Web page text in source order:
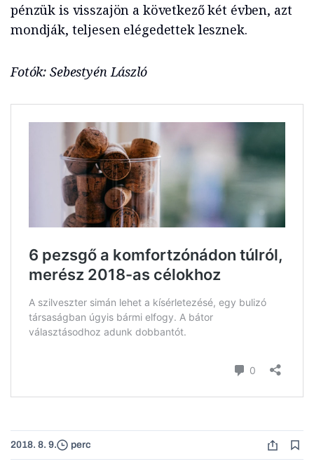
pénzük is visszajön a következő két évben, azt
mondják, teljesen elégedettek lesznek.
Fotók: Sebestyén László
2018. 8. 9. perc